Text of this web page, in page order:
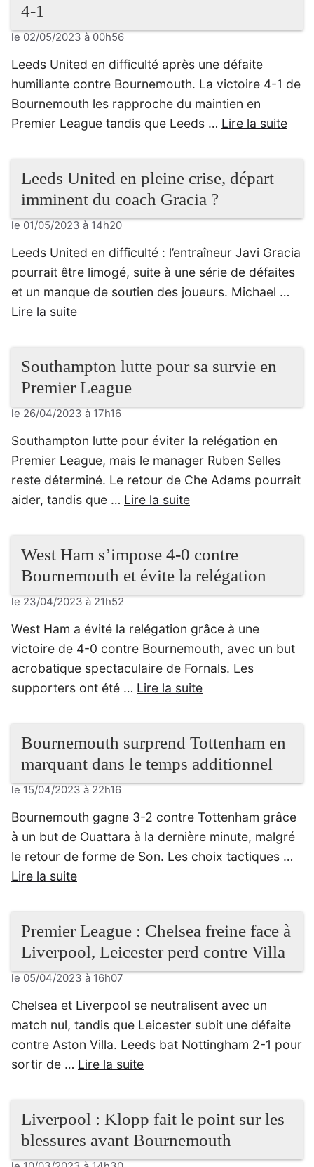
4-1
le 02/05/2023 à 00h56
Leeds United en difficulté après une défaite
humiliante contre Bournemouth. La victoire 4-1 de
Bournemouth les rapproche du maintien en
Premier League tandis que Leeds … Lire la suite
Leeds United en pleine crise, départ
imminent du coach Gracia ?
le 01/05/2023 à 14h20
Leeds United en difficulté : l’entraîneur Javi Gracia
pourrait être limogé, suite à une série de défaites
et un manque de soutien des joueurs. Michael …
Lire la suite
Southampton lutte pour sa survie en
Premier League
le 26/04/2023 à 17h16
Southampton lutte pour éviter la relégation en
Premier League, mais le manager Ruben Selles
reste déterminé. Le retour de Che Adams pourrait
aider, tandis que … Lire la suite
West Ham s’impose 4-0 contre
Bournemouth et évite la relégation
le 23/04/2023 à 21h52
West Ham a évité la relégation grâce à une
victoire de 4-0 contre Bournemouth, avec un but
acrobatique spectaculaire de Fornals. Les
supporters ont été … Lire la suite
Bournemouth surprend Tottenham en
marquant dans le temps additionnel
le 15/04/2023 à 22h16
Bournemouth gagne 3-2 contre Tottenham grâce
à un but de Ouattara à la dernière minute, malgré
le retour de forme de Son. Les choix tactiques …
Lire la suite
Premier League : Chelsea freine face à
Liverpool, Leicester perd contre Villa
le 05/04/2023 à 16h07
Chelsea et Liverpool se neutralisent avec un
match nul, tandis que Leicester subit une défaite
contre Aston Villa. Leeds bat Nottingham 2-1 pour
sortir de … Lire la suite
Liverpool : Klopp fait le point sur les
blessures avant Bournemouth